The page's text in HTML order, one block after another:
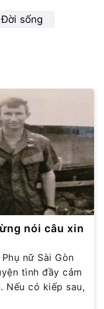
Đời sống
nói câu xin
nữ Sài Gòn
tình đầy cảm
Nếu có kiếp sau,